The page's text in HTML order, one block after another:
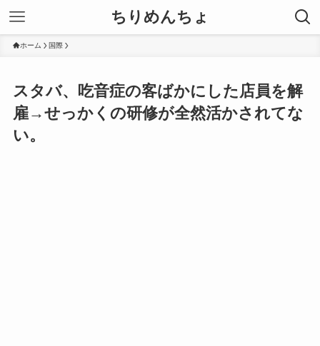
ちりめんちょ
ホーム 国際
スタバ、吃音症の客ばかにした店員を解
雇→せっかくの研修が全然活かされてな
い。